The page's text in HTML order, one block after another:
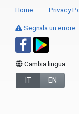
Home Privacy
Segnala un errore
Cambia lingua:
IT EN